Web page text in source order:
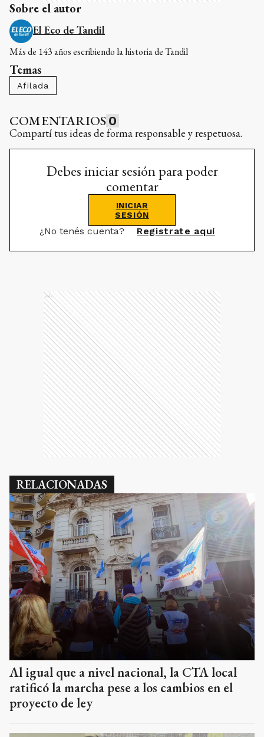
Sobre el autor
El Eco de Tandil
Más de 143 años escribiendo la historia de Tandil
Temas
Afilada
COMENTARIOS 0
Compartí tus ideas de forma responsable y respetuosa.
Debes iniciar sesión para poder
comentar
INICIAR
SESIÓN
¿No tenés cuenta? Registrate aquí
Ads
RELACIONADAS
Al igual que a nivel nacional, la CTA local
ratificó la marcha pese a los cambios en el
proyecto de ley